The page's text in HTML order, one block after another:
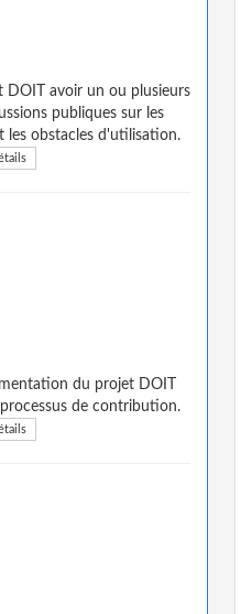
DOIT avoir un ou plusieurs
publiques sur les
les obstacles d'utilisation.
du projet DOIT
de contribution.